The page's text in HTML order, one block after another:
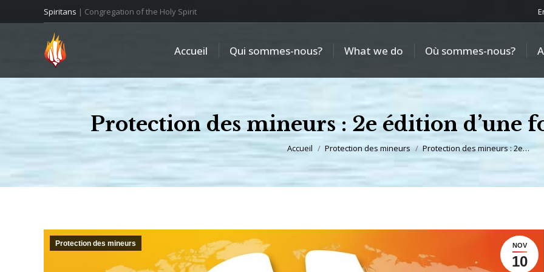
Spiritans | Congregation of the Holy Spirit
Accueil Qui sommes-nous? What we do Où sommes-nous?
Protection des mineurs : 2e édition d’une
Vous êtes ici :
Accueil Protection des mineurs Protection des mineurs : 2e…
NOV
10
Protection des mineurs